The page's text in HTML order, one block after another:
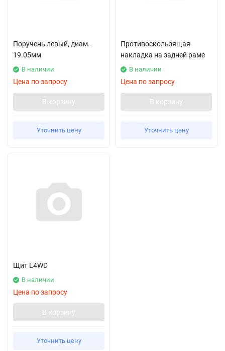
Поручень левый, диам.
19.05мм
В наличии
Цена по запросу
В корзину
Уточнить цену
Противоскользящая
накладка на задней раме
В наличии
Цена по запросу
В корзину
Уточнить цену
Щит L4WD
В наличии
Цена по запросу
В корзину
Уточнить цену